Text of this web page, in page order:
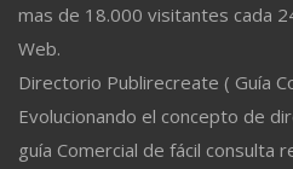
mas de 18.000 visitantes cada
Web.
Directorio Publirecreate ( Guía
Evolucionando el concepto de
guía Comercial de fácil consulta